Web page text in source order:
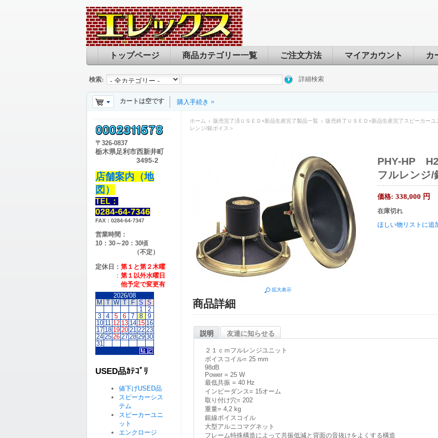
トップページ 商品カテゴリー一覧 ご注文方法 マイアカウント カ
検索: 詳細検索
カートは空です 購入手続き
ホーム 販売完了済ＵＳＥＤ+新品生産完了製品一覧
販売終了ＵＳＥＤ+新品生産完了スピーカーユ
レンジ/銀ボイス＞
拡大表示
PHY-HP
フルレンジ/
価格: 338,000 円
在庫切れ
ほしい物リストに追
商品詳細
説明 友達に知らせる
２１ｃｍフルレンジユニット
ボイスコイル= 25 mm
98dB
Power = 25 W
最低共振 = 40 Hz
インピーダンス= 15オーム
取り付け穴= 202
重量= 4,2 kg
銀線ボイスコイル
大型アルニコマグネット
フレーム特殊構造によって共振低減と背面の音抜けをよくする構造
〒 326-0837
栃木県足利市西新井町
3495-2
店舗案内（地
図）
TEL：
0284-64-7346
FAX：0284-64-7347
営業時間：
10：30～20：30頃
（不定）
定休日： 第１と第２木曜
： 第１以外水曜日
他予定で変更有
2026/08
M
T W T F S S
1
2
3
4 5 6 7 8
9
10 11 12 13 14 15 16
17 18 19 20 21 22 23
24 25 26 27 28 29 30
31
USED品ｶﾃｺﾞﾘ
値下げUSED品
スピーカーシス
テム
スピーカーユニ
ット
エンクロージ